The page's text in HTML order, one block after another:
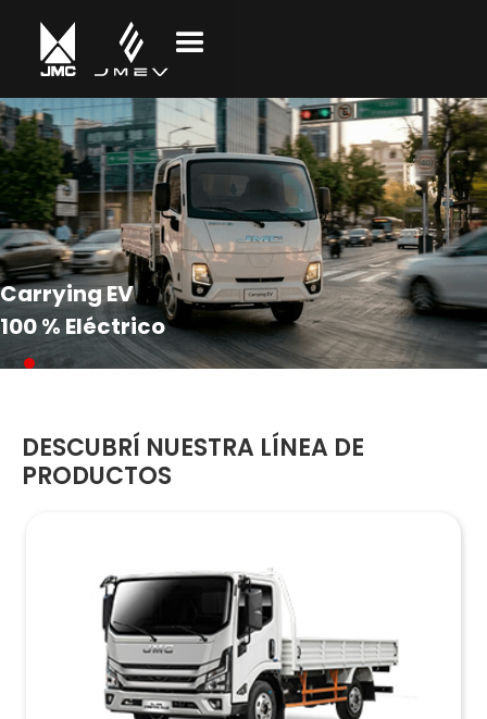
Carrying EV
100 % Eléctrico
DESCUBRÍ NUESTRA LÍNEA DE
PRODUCTOS